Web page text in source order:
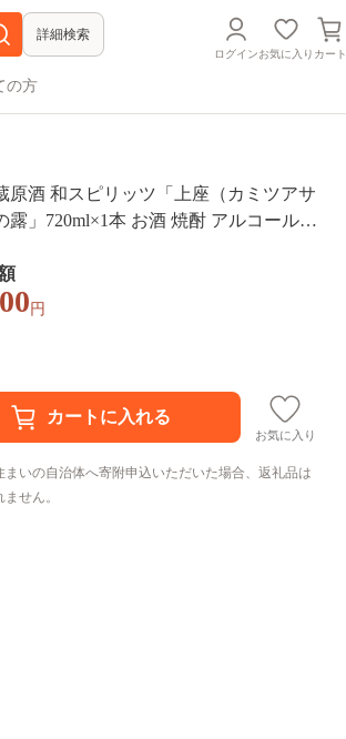
詳細検索
ログインお気に入り カート
の方
原酒 和スピリッツ「上座（カミツアサ
露」720ml×1本 お酒 焼酎 アルコール
円
お気に入り
まいの自治体へ寄附申込いただいた場合、返礼品は
せん。